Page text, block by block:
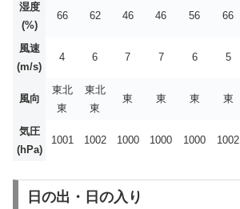
湿度
(%)
66 62 46 46 56 66
風速
(m/s)
4 6 7 7 6 5
風向
東北
東
東北
東
東 東 東 東
気圧
(hPa)
1001 1002 1000 1000 1000 1002
日の出・日の入り